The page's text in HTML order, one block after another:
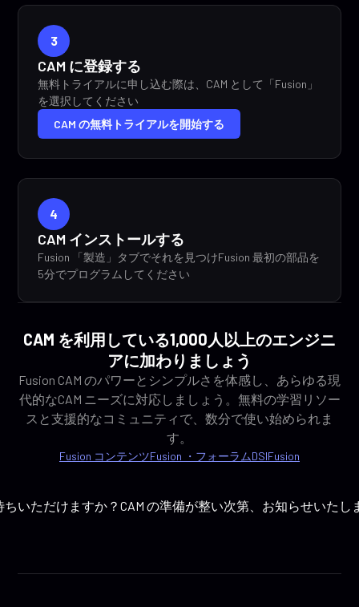
3
CAM に登録する
無料トライアルに申し込む際は、CAM として「Fusion」
を選択してください
CAM の無料トライアルを開始する
4
CAM インストールする
Fusion 「製造」タブでそれを見つけFusion 最初の部品を
5分でプログラムしてください
CAM を利用している1,000人以上のエンジニ
アに加わりましょう
Fusion CAM のパワーとシンプルさを体感し、あらゆる現
代的なCAM ニーズに対応しましょう。無料の学習リソー
スと支援的なコミュニティで、数分で使い始められま
す。
Fusion コンテンツFusion ・フォーラムDSIFusion
ちいただけますか？CAM の準備が整い次第、お知らせいた